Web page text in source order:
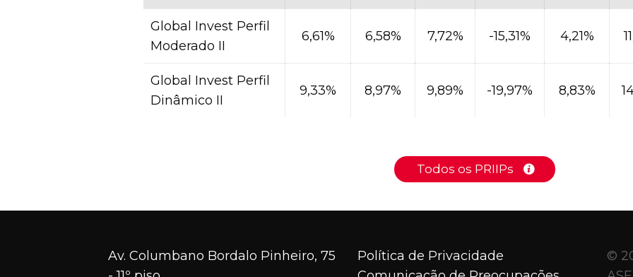
Global Invest Perfil
Moderado II
6,61% 6,58% 7,72% -15,31% 4,21%
Global Invest Perfil
Dinâmico II
9,33% 8,97% 9,89% -19,97% 8,83%
Todos os PRIIPs
Av. Columbano Bordalo Pinheiro, 75
Política de Privacidade
©